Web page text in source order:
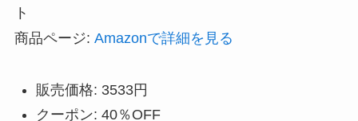
ト
商品ページ: Amazonで詳細を見る
販売価格: 3533円
クーポン: 40％OFF